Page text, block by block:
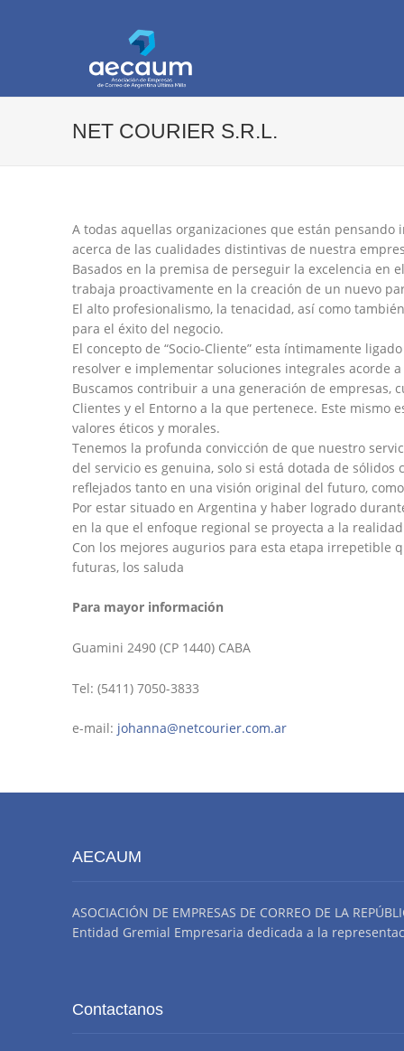
NET COURIER S.R.L.
A todas aquellas organizaciones que están
acerca de las cualidades distintivas de nuestra
Basados en la premisa de perseguir la excelencia en
trabaja proactivamente en la creación de un nuevo
El alto profesionalismo, la tenacidad, así como
para el éxito del negocio.
El concepto de “Socio-Cliente” esta íntimamente
resolver e implementar soluciones integrales acorde
Buscamos contribuir a una generación de empresas,
Clientes y el Entorno a la que pertenece. Este
valores éticos y morales.
Tenemos la profunda convicción de que nuestro
del servicio es genuina, solo si está dotada de
reflejados tanto en una visión original del futuro,
Por estar situado en Argentina y haber logrado
en la que el enfoque regional se proyecta a la
Con los mejores augurios para esta etapa irrepetible
futuras, los saluda
Para mayor información
Guamini 2490 (CP 1440) CABA
Tel: (5411) 7050-3833
e-mail: johanna@netcourier.com.ar
AECAUM
ASOCIACIÓN DE EMPRESAS DE CORREO DE LA
Entidad Gremial Empresaria dedicada a la
Contactanos